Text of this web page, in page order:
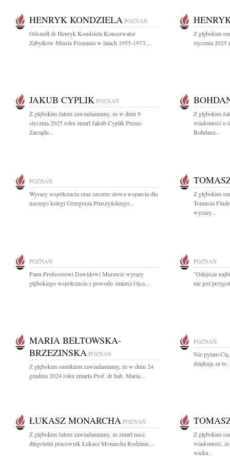
HENRYK KONDZIELA POZNAŃ
Odszedł dr Henryk Kondziela Konserwator
Zabytków Miasta Poznania w latach 1955-1973....
Z głębokim
stycznia 2025
JAKUB CYPLIK POZNAŃ
Z głębokim żalem zawiadamiamy, że w dniu 9
stycznia 2025 roku zmarł Jakub Cyplik Prezes
Zarządu...
Z głębokim
wiadomość o
Bohdana...
POZNAŃ
Wyrazy współczucia oraz szczere słowa wsparcia dla
naszego kolegi Grzegorza Pruszyńskiego...
Z głębokim
Tomasza
wyrazy...
POZNAŃ
Panu Profesorowi Dawidowi Murawie wyrazy
głębokiego współczucia z powodu śmierci Ojca...
POZNAŃ
"Odejście
nie jest
MARIA BEŁTOWSKA-
BRZEZINSKA POZNAŃ
Z głębokim smutkiem zawiadamiamy, że w dniu 24
grudnia 2024 roku zmarła Prof. dr hab. Maria...
POZNAŃ
Nie pytam
dziękuję za to,
ŁUKASZ MONARCHA POZNAŃ
Z głębokim żalem zawiadamiamy, że zmarł nasz
długoletni pracownik Łukasz Monarcha Rodzinie...
Z głębokim
wiadomość,
wieku...